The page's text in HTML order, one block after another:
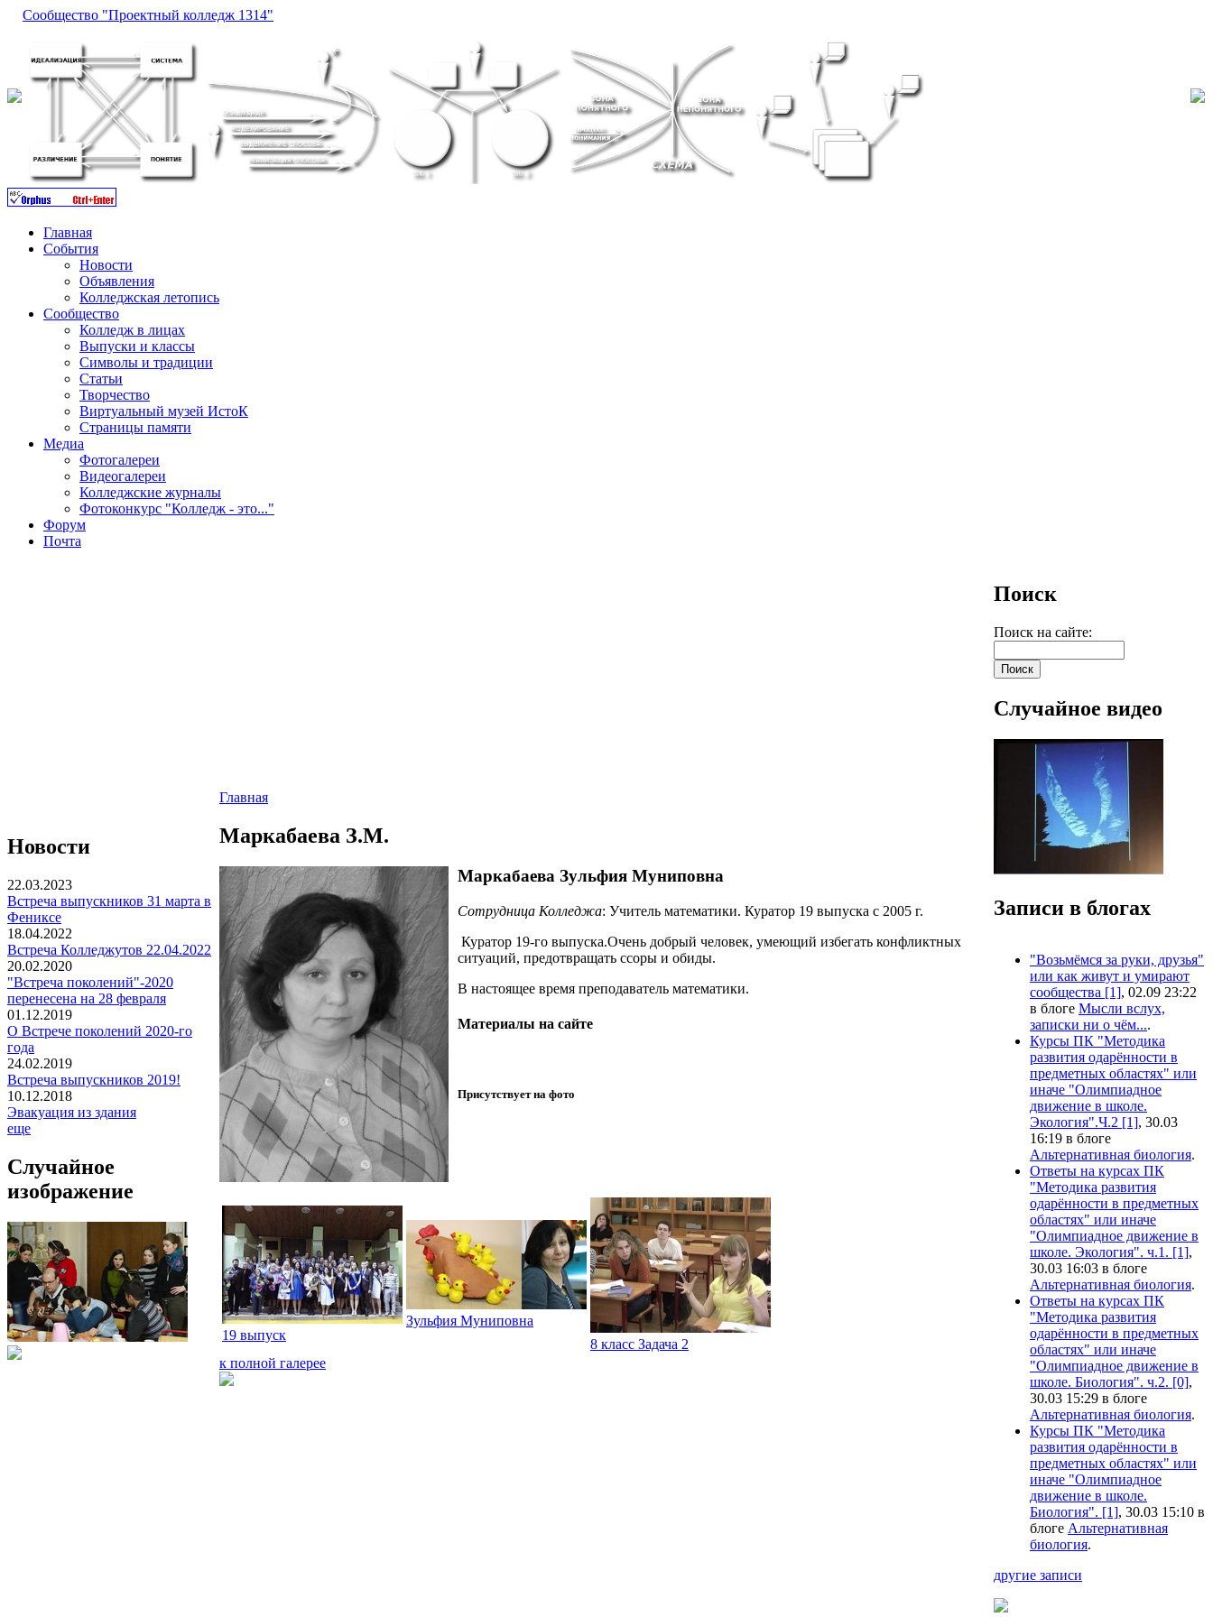
Сообщество "Проектный колледж 1314"
Главная
События
Новости
Объявления
Колледжская летопись
Сообщество
Колледж в лицах
Выпуски и классы
Символы и традиции
Статьи
Творчество
Виртуальный музей ИстоК
Страницы памяти
Медиа
Фотогалереи
Видеогалереи
Колледжские журналы
Фотоконкурс "Колледж - это..."
Форум
Почта
Новости
22.03.2023
Встреча выпускников 31 марта в
Фениксе
18.04.2022
Встреча Колледжутов 22.04.2022
20.02.2020
"Встреча поколений"-2020
перенесена на 28 февраля
01.12.2019
О Встрече поколений 2020-го
года
24.02.2019
Встреча выпускников 2019!
10.12.2018
Эвакуация из здания
еще
Случайное
изображение
Главная
Маркабаева З.М.
Маркабаева Зульфия Муниповна
Сотрудница Колледжа: Учитель математики. Куратор 19 выпуска с 2005 г.
Куратор 19-го выпуска.Очень добрый человек, умеющий избегать конфликтных
ситуаций, предотвращать ссоры и обиды.
В настоящее время преподаватель математики.
Материалы на сайте
Присутствует на фото
19 выпуск
Зульфия Муниповна
8 класс Задача 2
к полной галерее
Поиск
Поиск на сайте:
Случайное видео
Записи в блогах
"Возьмёмся за руки, друзья"
или как живут и умирают
сообщества [1], 02.09 23:22
в блоге Мысли вслух,
записки ни о чём....
Курсы ПК "Методика
развития одарённости в
предметных областях" или
иначе "Олимпиадное
движение в школе.
Экология".Ч.2 [1], 30.03
16:19 в блоге
Альтернативная биология.
Ответы на курсах ПК
"Методика развития
одарённости в предметных
областях" или иначе
"Олимпиадное движение в
школе. Экология". ч.1. [1],
30.03 16:03 в блоге
Альтернативная биология.
Ответы на курсах ПК
"Методика развития
одарённости в предметных
областях" или иначе
"Олимпиадное движение в
школе. Биология". ч.2. [0],
30.03 15:29 в блоге
Альтернативная биология.
Курсы ПК "Методика
развития одарённости в
предметных областях" или
иначе "Олимпиадное
движение в школе.
Биология". [1], 30.03 15:10 в
блоге Альтернативная
биология.
другие записи